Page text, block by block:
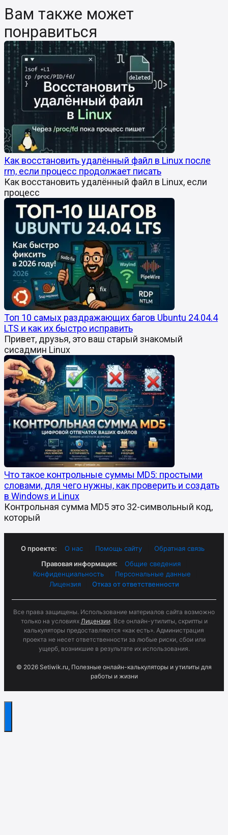
Вам также может
понравиться
Как восстановить удалённый файл в Linux после
rm, если процесс продолжает писать
Как восстановить удалённый файл в Linux, если
процесс
Топ 10 самых раздражающих багов Ubuntu 24.04.4
LTS и как их быстро исправить
Привет, друзья, это ваш старый знакомый
сисадмин Linux
Что такое контрольные суммы MD5: простыми
словами, для чего нужны, как проверить и создать
в Windows и Linux
Контрольная сумма MD5 это 32-символьный код,
который
О проекте: О нас Помощь сайту
Обратная связь
Правовая информация:
Общие сведения
Конфиденциальность
Персональные данные
Лицензия
Отказ от ответственности
Все права защищены. Использование материалов сайта возможно
только на условиях Лицензии. Все онлайн-утилиты, скрипты и
калькуляторы предоставляются «как есть». Администрация
проекта не несет ответственности за любые риски, сбои или
ущерб, возникшие в результате их использования.
© 2026 Setiwik.ru, Полезные онлайн-калькуляторы и утилиты для
работы и жизни